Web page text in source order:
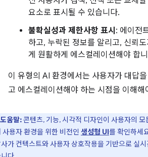
요소로 표시될 수 있습니다.
불확실성과 제한사항 표시 : 에이전
하고, 누락된 정보를 알리고, 신뢰
게 원활하게 에스컬레이션해야 합
이 유형의 AI 환경에서는 사용자가 대답
고 에스컬레이션해야 하는 시점을 이해해
도움말:콘텐츠, 기능, 시각적 디자인이 사용자의
사용자 환경을 위한 비전인 생성형 UI를 확인하세
가 컨텍스트와 사용자 상호작용을 기반으로 실